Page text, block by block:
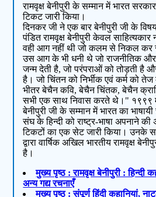
रामवृक्ष बेनीपुरी के सम्मान में भारत
टिकट जारी किया।
दिनकर जी ने एक बार बेनीपुरी जी के
पंडित रामवृक्ष बेनीपुरी केवल
वही आग नहीं थी जो कलम से निकल कर
उस आग के भी धनी थे जो राजनीतिक
जन्म देती है, जो परंपराओं को तोड़ती है
है। जो चिंतन को निर्भीक एवं कर्म को तेज
भीतर बेचैन कवि, बेचैन चिंतक, बेचैन
सभी एक साथ निवास करते थे।" १९९९ में
बेनीपुरी जी के सम्मान में भारत का भाषायी
संघ के हिन्दी को राष्ट्र-भाषा अपनाने की
टिकटों का एक सेट जारी किया। उनके
द्वारा वार्षिक अखिल भारतीय रामवृक्ष
है।
मुख्य पृष्ठ : रामवृक्ष बेनीपुरी : हिन्दी
अन्य गद्य रचनाएँ
मुख्य पृष्ठ : संपूर्ण हिंदी कहानियां,